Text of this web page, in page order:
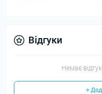
Відгуки
Немає
+